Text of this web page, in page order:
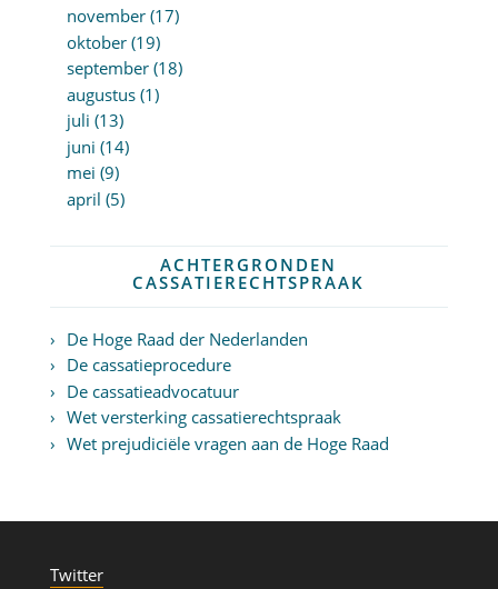
november (17)
oktober (19)
september (18)
augustus (1)
juli (13)
juni (14)
mei (9)
april (5)
ACHTERGRONDEN
CASSATIERECHTSPRAAK
De Hoge Raad der Nederlanden
De cassatieprocedure
De cassatieadvocatuur
Wet versterking cassatierechtspraak
Wet prejudiciële vragen aan de Hoge Raad
Twitter